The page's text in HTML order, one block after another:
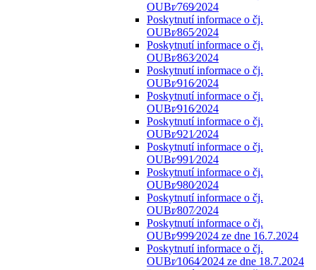
OUBr⁄769⁄2024
Poskytnutí informace o čj.
OUBr⁄865⁄2024
Poskytnutí informace o čj.
OUBr⁄863⁄2024
Poskytnutí informace o čj.
OUBr⁄916⁄2024
Poskytnutí informace o čj.
OUBr⁄916⁄2024
Poskytnutí informace o čj.
OUBr⁄921⁄2024
Poskytnutí informace o čj.
OUBr⁄991⁄2024
Poskytnutí informace o čj.
OUBr⁄980⁄2024
Poskytnutí informace o čj.
OUBr⁄807⁄2024
Poskytnutí informace o čj.
OUBr⁄999⁄2024 ze dne 16.7.2024
Poskytnutí informace o čj.
OUBr⁄1064⁄2024 ze dne 18.7.2024